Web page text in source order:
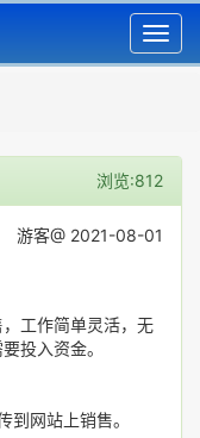
浏览:812
游客@ 2021-08-01
工作简单灵活，无
投入资金。
到网站上销售。